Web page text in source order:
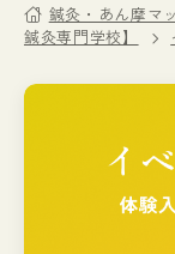
鍼灸・あん摩マ
鍼灸専門学校】